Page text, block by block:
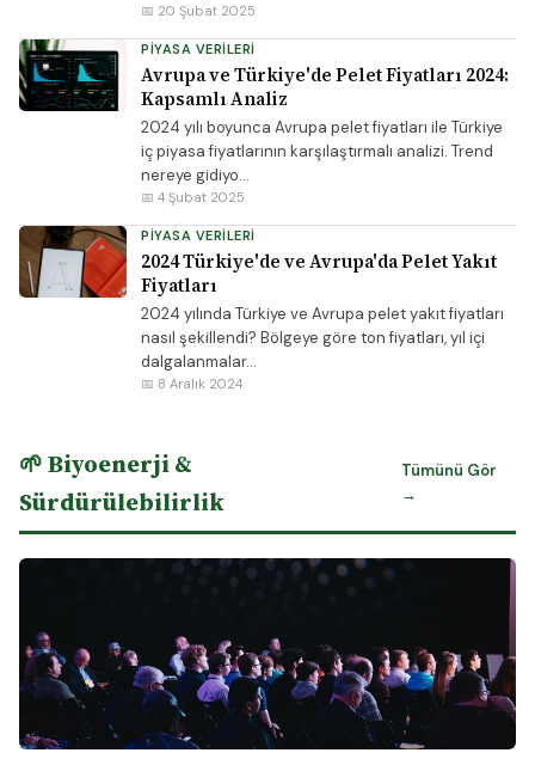
📅 20 Şubat 2025
PIYASA VERILERI
Avrupa ve Türkiye'de Pelet Fiyatları 2024:
Kapsamlı Analiz
2024 yılı boyunca Avrupa pelet fiyatları ile Türkiye
iç piyasa fiyatlarının karşılaştırmalı analizi. Trend
nereye gidiyo...
📅 4 Şubat 2025
PIYASA VERILERI
2024 Türkiye'de ve Avrupa'da Pelet Yakıt
Fiyatları
2024 yılında Türkiye ve Avrupa pelet yakıt fiyatları
nasıl şekillendi? Bölgeye göre ton fiyatları, yıl içi
dalgalanmalar...
📅 8 Aralık 2024
🌱 Biyoenerji &
Sürdürülebilirlik
Tümünü Gör
→